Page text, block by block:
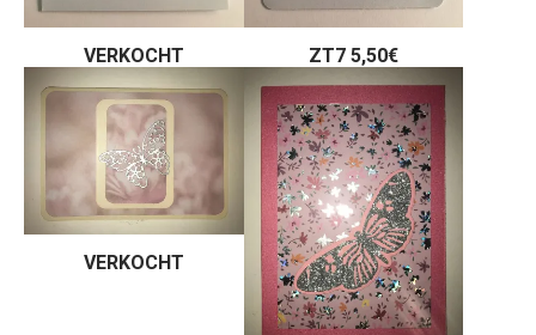
VERKOCHT ZT7 5,50€
VERKOCHT